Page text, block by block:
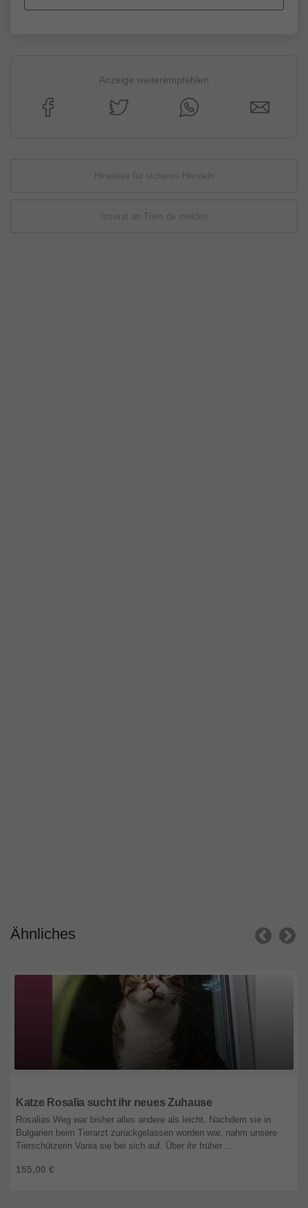
Anzeige weiterempfehlen
Hinweise für sicheres Handeln
Inserat an Tiere.de melden
Ähnliches
Katze Rosalia sucht ihr neues Zuhause
155,00 €
Rosalias Weg war bisher alles andere als leicht. Nachdem sie in
Bulgarien beim Tierarzt zurückgelassen worden war, nahm unsere
Tierschützerin Vania sie bei sich auf. Über ihr früher ...